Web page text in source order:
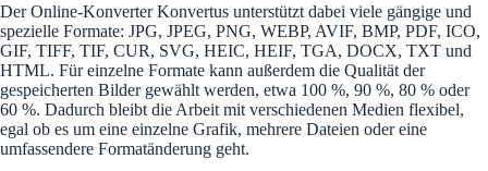
Der Online-Konverter Konvertus unterstützt dabei viele gängige und
spezielle Formate: JPG, JPEG, PNG, WEBP, AVIF, BMP, PDF, ICO,
GIF, TIFF, TIF, CUR, SVG, HEIC, HEIF, TGA, DOCX, TXT und
HTML. Für einzelne Formate kann außerdem die Qualität der
gespeicherten Bilder gewählt werden, etwa 100 %, 90 %, 80 % oder
60 %. Dadurch bleibt die Arbeit mit verschiedenen Medien flexibel,
egal ob es um eine einzelne Grafik, mehrere Dateien oder eine
umfassendere Formatänderung geht.